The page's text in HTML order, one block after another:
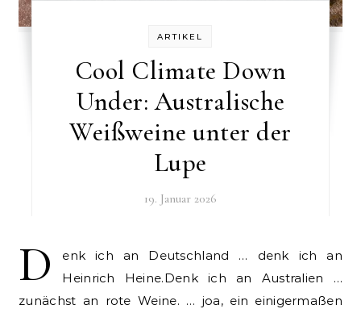
ARTIKEL
Cool Climate Down
Under: Australische
Weißweine unter der
Lupe
19. Januar 2026
D
enk ich an Deutschland … denk ich an
Heinrich Heine.Denk ich an Australien …
zunächst an rote Weine. … joa, ein einigermaßen